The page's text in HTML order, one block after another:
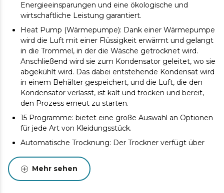
Energieeinsparungen und eine ökologische und
wirtschaftliche Leistung garantiert.
Heat Pump (Wärmepumpe): Dank einer Wärmepumpe
wird die Luft mit einer Flüssigkeit erwärmt und gelangt
in die Trommel, in der die Wäsche getrocknet wird.
Anschließend wird sie zum Kondensator geleitet, wo sie
abgekühlt wird. Das dabei entstehende Kondensat wird
in einem Behälter gespeichert, und die Luft, die den
Kondensator verlässt, ist kalt und trocken und bereit,
den Prozess erneut zu starten.
15 Programme: bietet eine große Auswahl an Optionen
für jede Art von Kleidungsstück.
Automatische Trocknung: Der Trockner verfügt über
Innenraum messen, um den Trocknungszyklus zu
steuern. Wenn die Sensoren feststellen, dass die
Mehr sehen